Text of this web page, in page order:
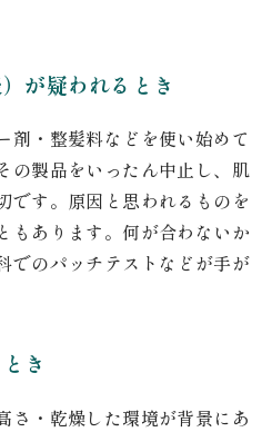
が疑われるとき
剤・整髪料などを使い始めて
の製品をいったん中止し、肌
です。原因と思われるものを
もあります。何が合わないか
でのパッチテストなどが手が
き
さ・乾燥した環境が背景にあ